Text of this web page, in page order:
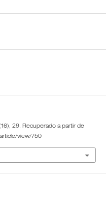
29. Recuperado a partir de
view/750